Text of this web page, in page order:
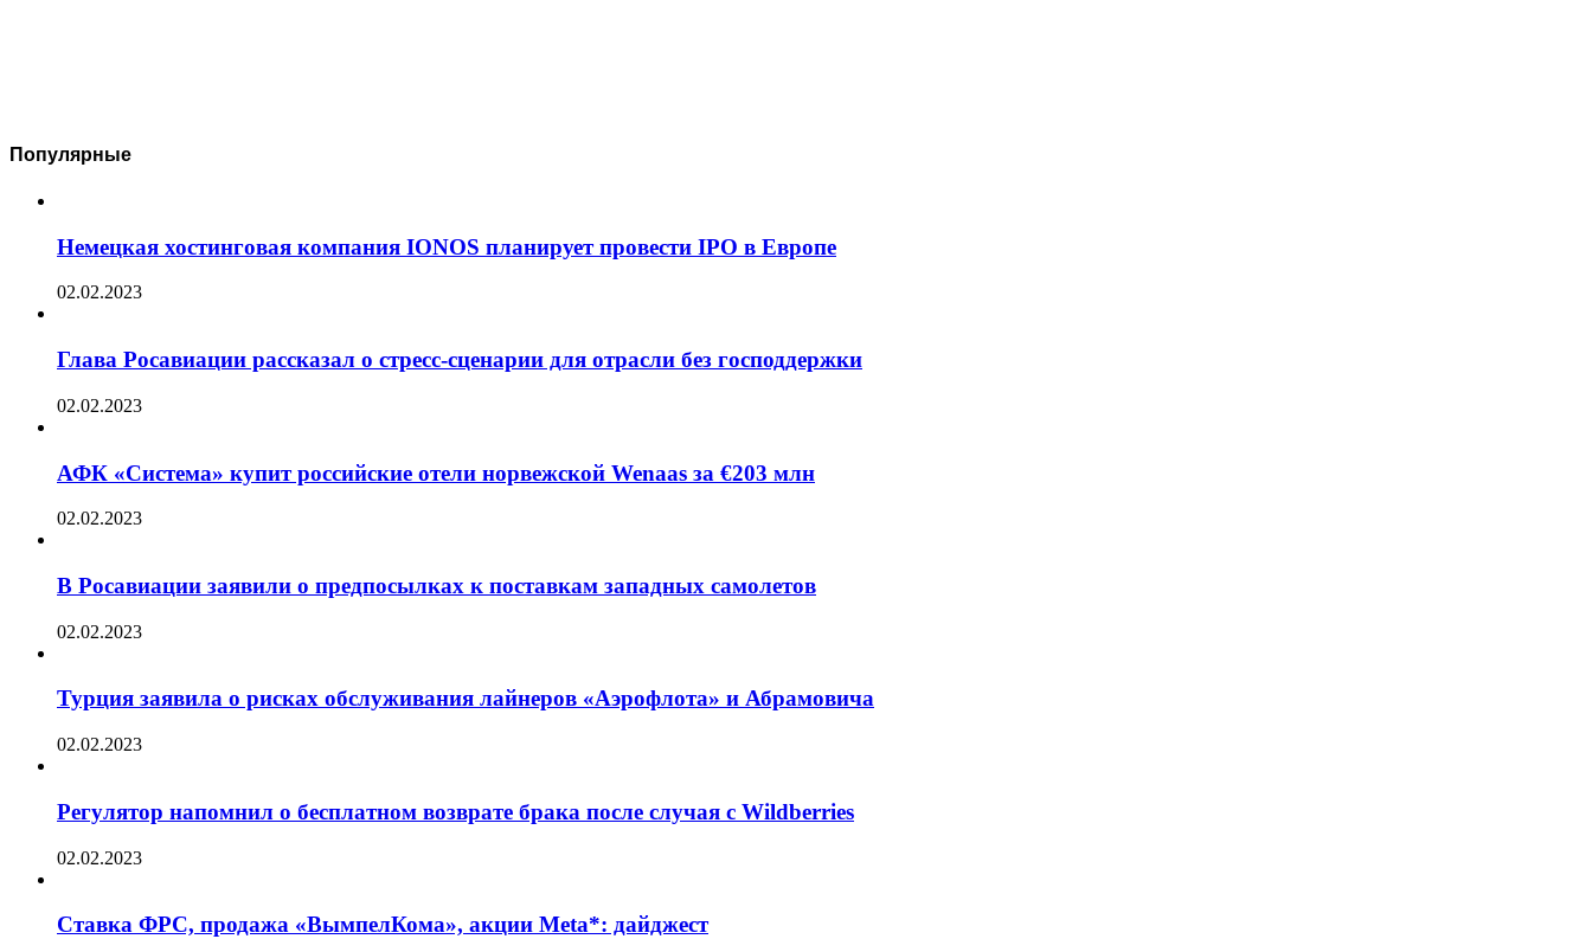
Популярные
Немецкая хостинговая компания IONOS планирует провести IPO в Европе
02.02.2023
Глава Росавиации рассказал о стресс-сценарии для отрасли без господдержки
02.02.2023
АФК «Система» купит российские отели норвежской Wenaas за €203 млн
02.02.2023
В Росавиации заявили о предпосылках к поставкам западных самолетов
02.02.2023
Турция заявила о рисках обслуживания лайнеров «Аэрофлота» и Абрамовича
02.02.2023
Регулятор напомнил о бесплатном возврате брака после случая с Wildberries
02.02.2023
Ставка ФРС, продажа «ВымпелКома», акции Meta*: дайджест